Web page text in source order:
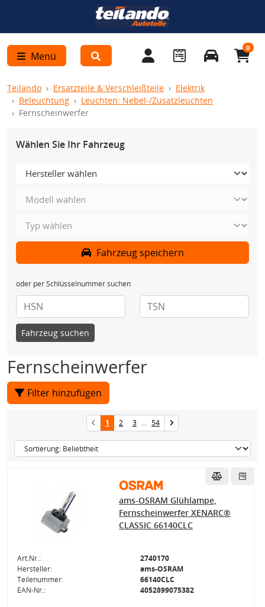
Menü
0
Teilando Ersatzteile & Verschleißteile
Elektrik
Beleuchtung
Leuchten: Nebel-/Zusatzleuchten
Fernscheinwerfer
Wählen Sie Ihr Fahrzeug
Fahrzeug speichern
oder per Schlüsselnummer suchen
Fahrzeug suchen
Fernscheinwerfer
Filter hinzufügen
1 2 3 ... 54
ams-OSRAM Glühlampe,
Fernscheinwerfer XENARC®
CLASSIC 66140CLC
Art.Nr.:
2740170
Hersteller:
ams-OSRAM
Teilenummer:
66140CLC
EAN-Nr.:
4052899075382